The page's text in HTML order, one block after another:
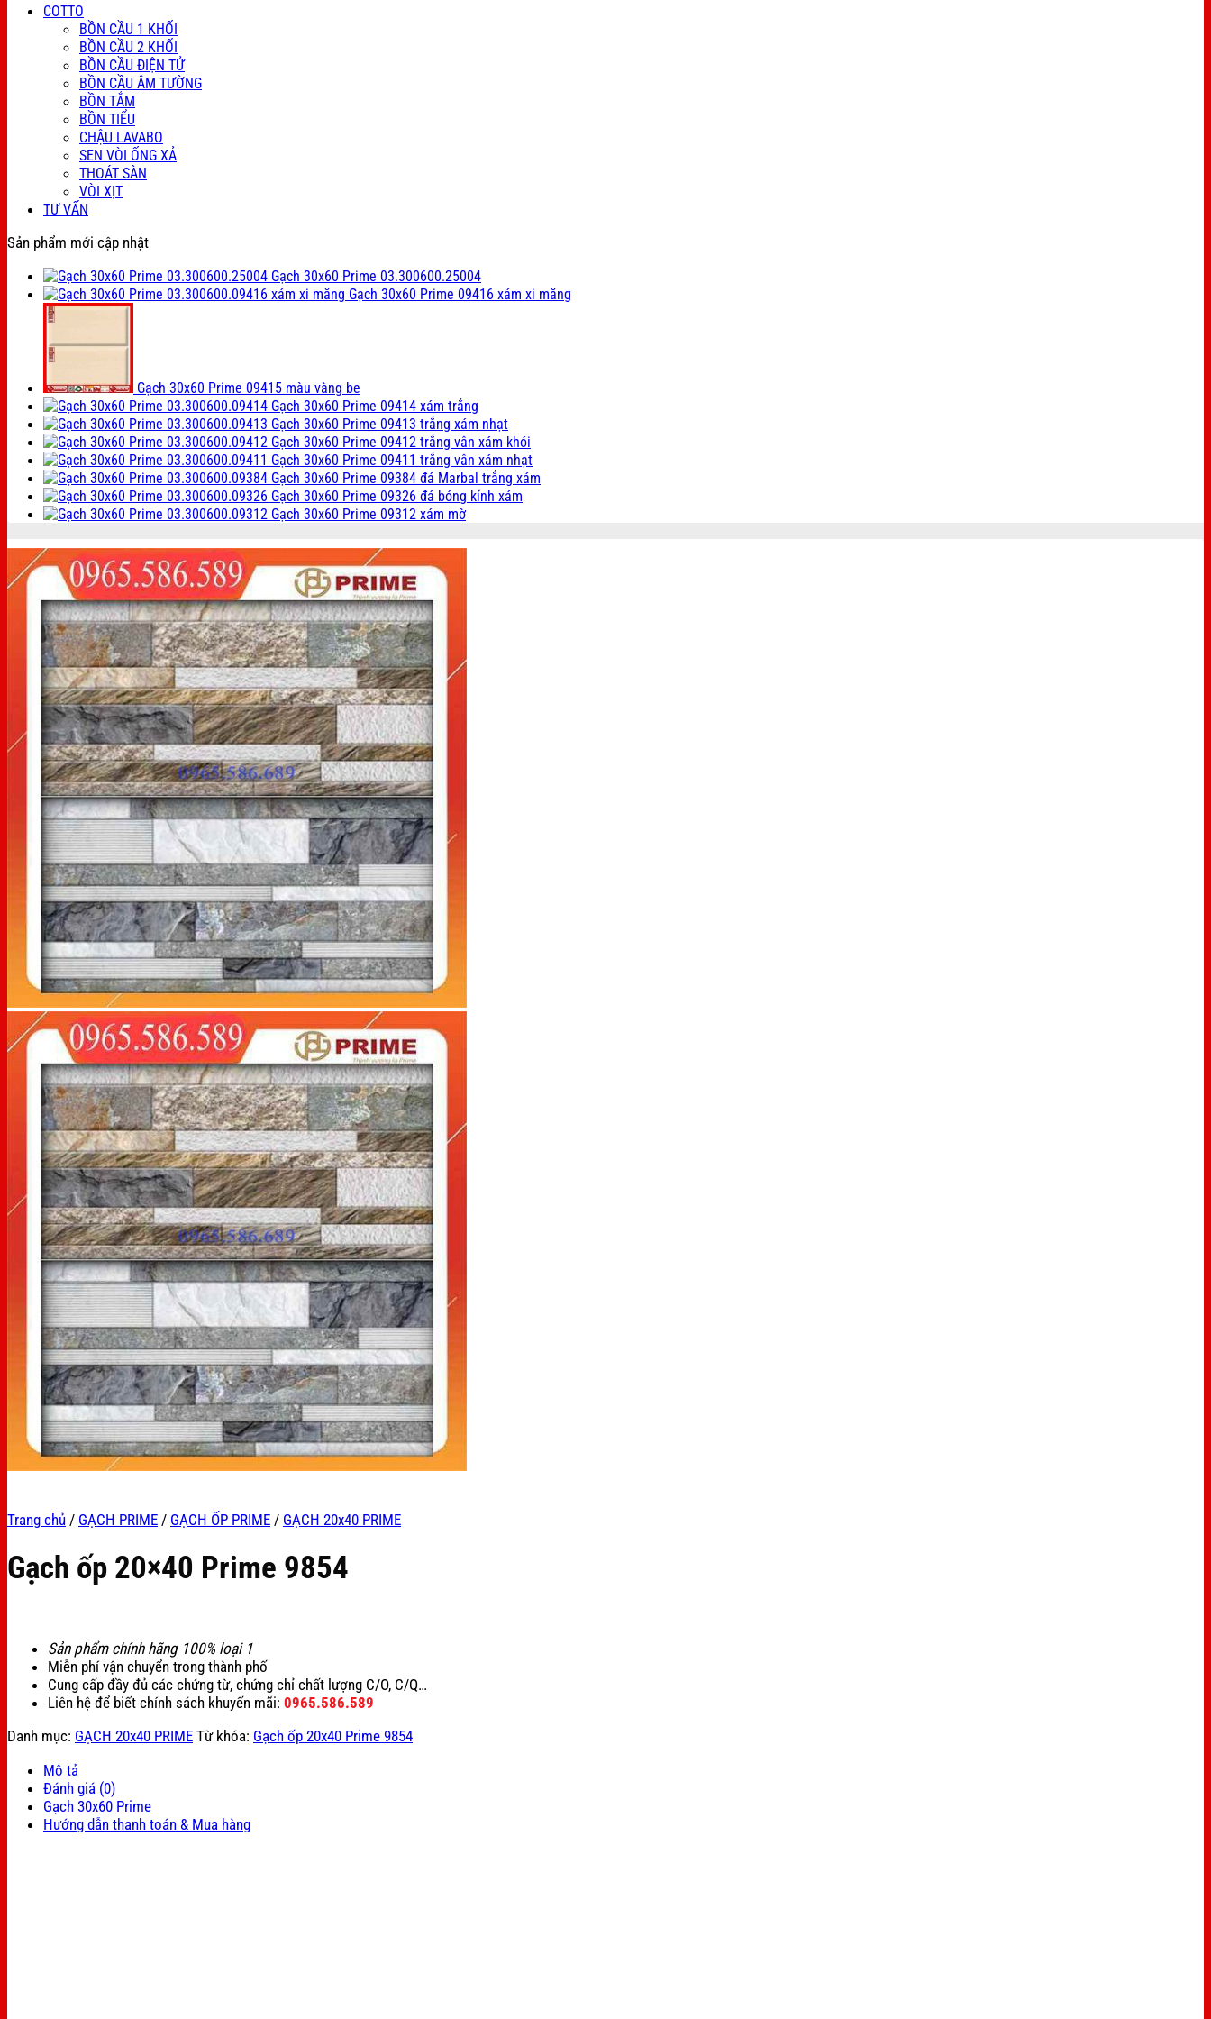
COTTO
BỒN CẦU 1 KHỐI
BỒN CẦU 2 KHỐI
BỒN CẦU ĐIỆN TỬ
BỒN CẦU ÂM TƯỜNG
BỒN TẮM
BỒN TIỂU
CHẬU LAVABO
SEN VÒI ỐNG XẢ
THOÁT SÀN
VÒI XỊT
TƯ VẤN
Sản phẩm mới cập nhật
Gạch 30x60 Prime 03.300600.25004
Gạch 30x60 Prime 09416 xám xi măng
Gạch 30x60 Prime 09415 màu vàng be
Gạch 30x60 Prime 09414 xám trắng
Gạch 30x60 Prime 09413 trắng xám nhạt
Gạch 30x60 Prime 09412 trắng vân xám khói
Gạch 30x60 Prime 09411 trắng vân xám nhạt
Gạch 30x60 Prime 09384 đá Marbal trắng xám
Gạch 30x60 Prime 09326 đá bóng kính xám
Gạch 30x60 Prime 09312 xám mờ
Trang chủ / GẠCH PRIME / GẠCH ỐP PRIME / GẠCH 20x40 PRIME
Gạch ốp 20×40 Prime 9854
Sản phẩm chính hãng 100% loại 1
Miễn phí vận chuyển trong thành phố
Cung cấp đầy đủ các chứng từ, chứng chỉ chất lượng C/O, C/Q…
Liên hệ để biết chính sách khuyến mãi: 0965.586.589
Danh mục: GẠCH 20x40 PRIME Từ khóa: Gạch ốp 20x40 Prime 9854
Mô tả
Đánh giá (0)
Gạch 30x60 Prime
Hướng dẫn thanh toán & Mua hàng